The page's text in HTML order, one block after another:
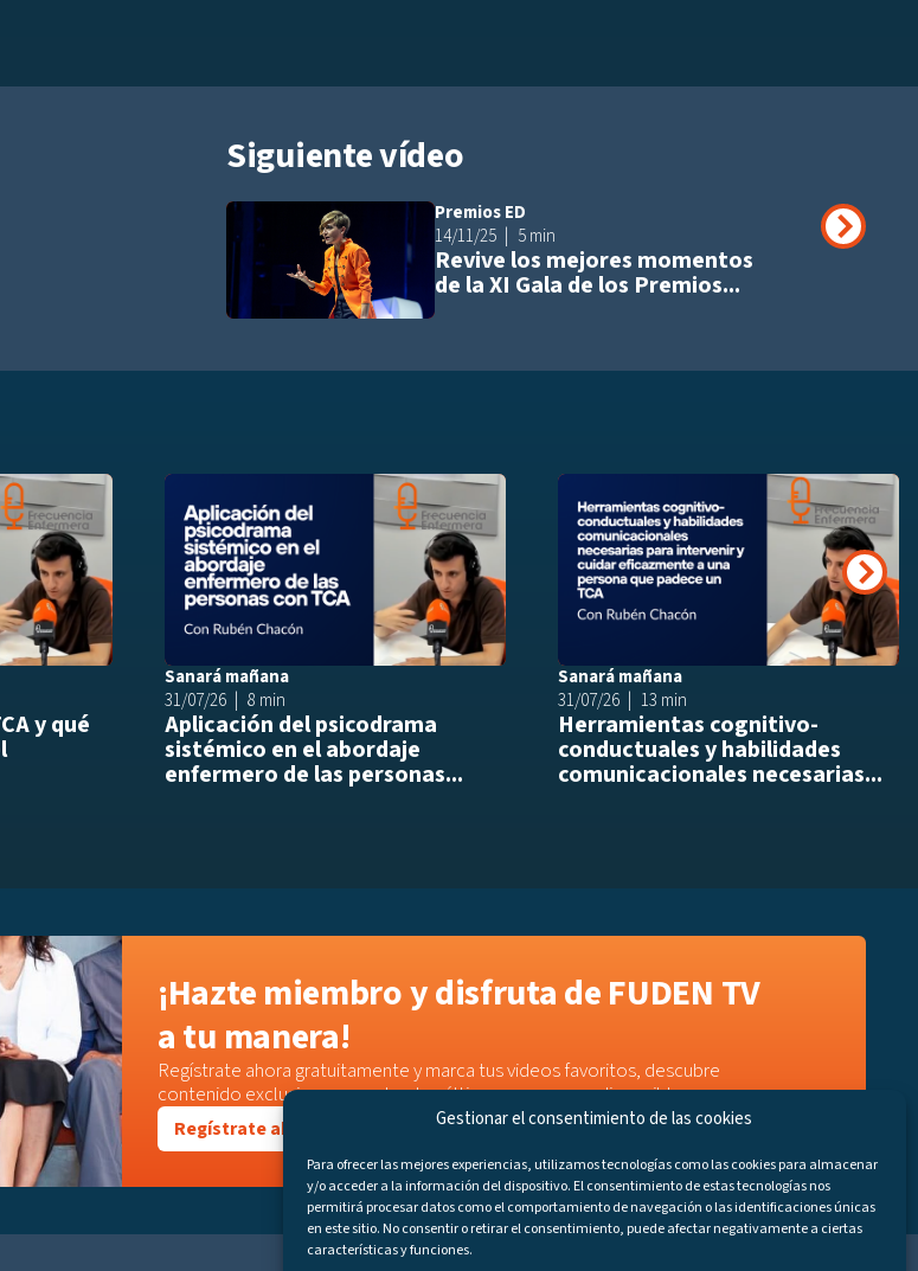
Gestionar el consentimiento de las cookies
Para ofrecer las mejores experiencias, utilizamos tecnologías como las cookies para almacenar
y/o acceder a la información del dispositivo. El consentimiento de estas tecnologías nos
permitirá procesar datos como el comportamiento de navegación o las identificaciones únicas
en este sitio. No consentir o retirar el consentimiento, puede afectar negativamente a ciertas
características y funciones.
Siguiente vídeo
Añadir a
Premios ED
14/11/25
5 min
Revive los mejores momentos
de la XI Gala de los Premios...
Añadir a playlist
y qué
Añadir a playlist
Sanará mañana
31/07/26
8 min
Aplicación del psicodrama
sistémico en el abordaje
enfermero de las personas...
Sanará mañana
31/07/26
13 min
Herramientas cognitivo-
conductuales y habilidades
comunicacionales necesarias...
¡Hazte miembro y disfruta de FUDEN TV
a tu manera!
Regístrate ahora gratuitamente y marca tus videos favoritos, descubre
contenido exclusivo o accede a los últimos programas disponibles.
Regístrate ahora